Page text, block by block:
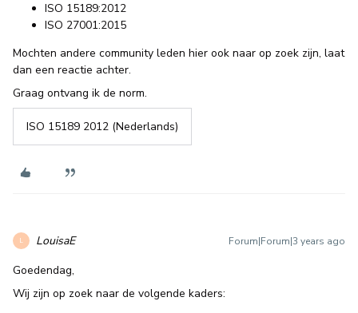
ISO 15189:2012
ISO 27001:2015
Mochten andere community leden hier ook naar op zoek zijn, laat
dan een reactie achter.
Graag ontvang ik de norm.
ISO 15189 2012 (Nederlands)
L LouisaE Forum|Forum|3 years ago
Goedendag,
Wij zijn op zoek naar de volgende kaders: